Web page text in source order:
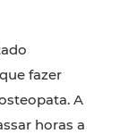
fazer
A
horas a